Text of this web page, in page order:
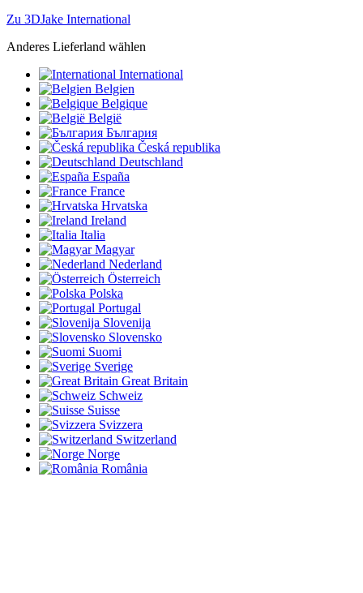
Zu 3DJake International
Anderes Lieferland wählen
International
Belgien
Belgique
België
България
Česká republika
Deutschland
España
France
Hrvatska
Ireland
Italia
Magyar
Nederland
Österreich
Polska
Portugal
Slovenija
Slovensko
Suomi
Sverige
Great Britain
Schweiz
Suisse
Svizzera
Switzerland
Norge
România